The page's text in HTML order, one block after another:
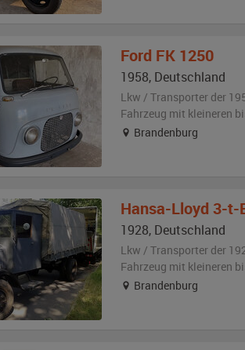
Ford FK 1250
1958, Deutschland
Lkw / Transporter der
Fahrzeug mit kleineren
Brandenburg
Hansa-Lloyd 3-t-
1928, Deutschland
Lkw / Transporter der
Fahrzeug mit kleineren
Brandenburg